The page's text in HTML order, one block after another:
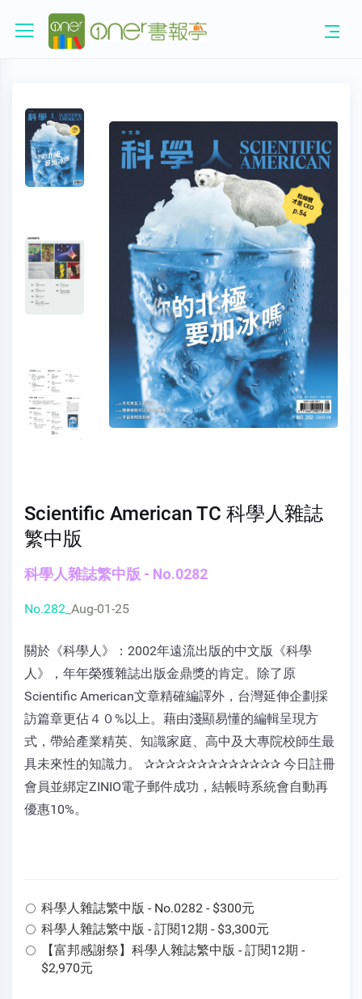
Scientific American TC 科學人雜誌
繁中版
科學人雜誌繁中版 - No.0282
No.282_ Aug-01-25
關於《科學人》：2002年遠流出版的中文版《科學
人》，年年榮獲雜誌出版金鼎獎的肯定。除了原
Scientific American文章精確編譯外，台灣延伸企劃採
訪篇章更佔４０%以上。藉由淺顯易懂的編輯呈現方
式，帶給產業精英、知識家庭、高中及大專院校師生最
具未來性的知識力。 ✰✰✰✰✰✰✰✰✰✰✰✰✰ 今日註冊
會員並綁定ZINIO電子郵件成功，結帳時系統會自動再
優惠10%。
科學人雜誌繁中版 - No.0282 - $300元
科學人雜誌繁中版 - 訂閱12期 - $3,300元
【富邦感謝祭】科學人雜誌繁中版 - 訂閱12期 -
$2,970元